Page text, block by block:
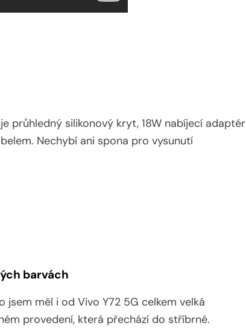
průhledný silikonový kryt, 18W nabíjecí adaptér
Nechybí ani spona pro vysunutí
barvách
měl i od Vivo Y72 5G celkem velká
provedení, která přechází do stříbrné.